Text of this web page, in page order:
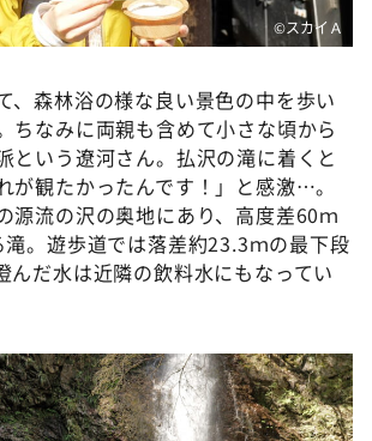
©️スカイＡ
、森林浴の様な良い景色の中を歩い
ちなみに両親も含めて小さな頃から
という遼河さん。払沢の滝に着くと
が観たかったんです！」と感激…。
源流の沢の奥地にあり、高度差60ｍ
。遊歩道では落差約23.3ｍの最下段
んだ水は近隣の飲料水にもなってい